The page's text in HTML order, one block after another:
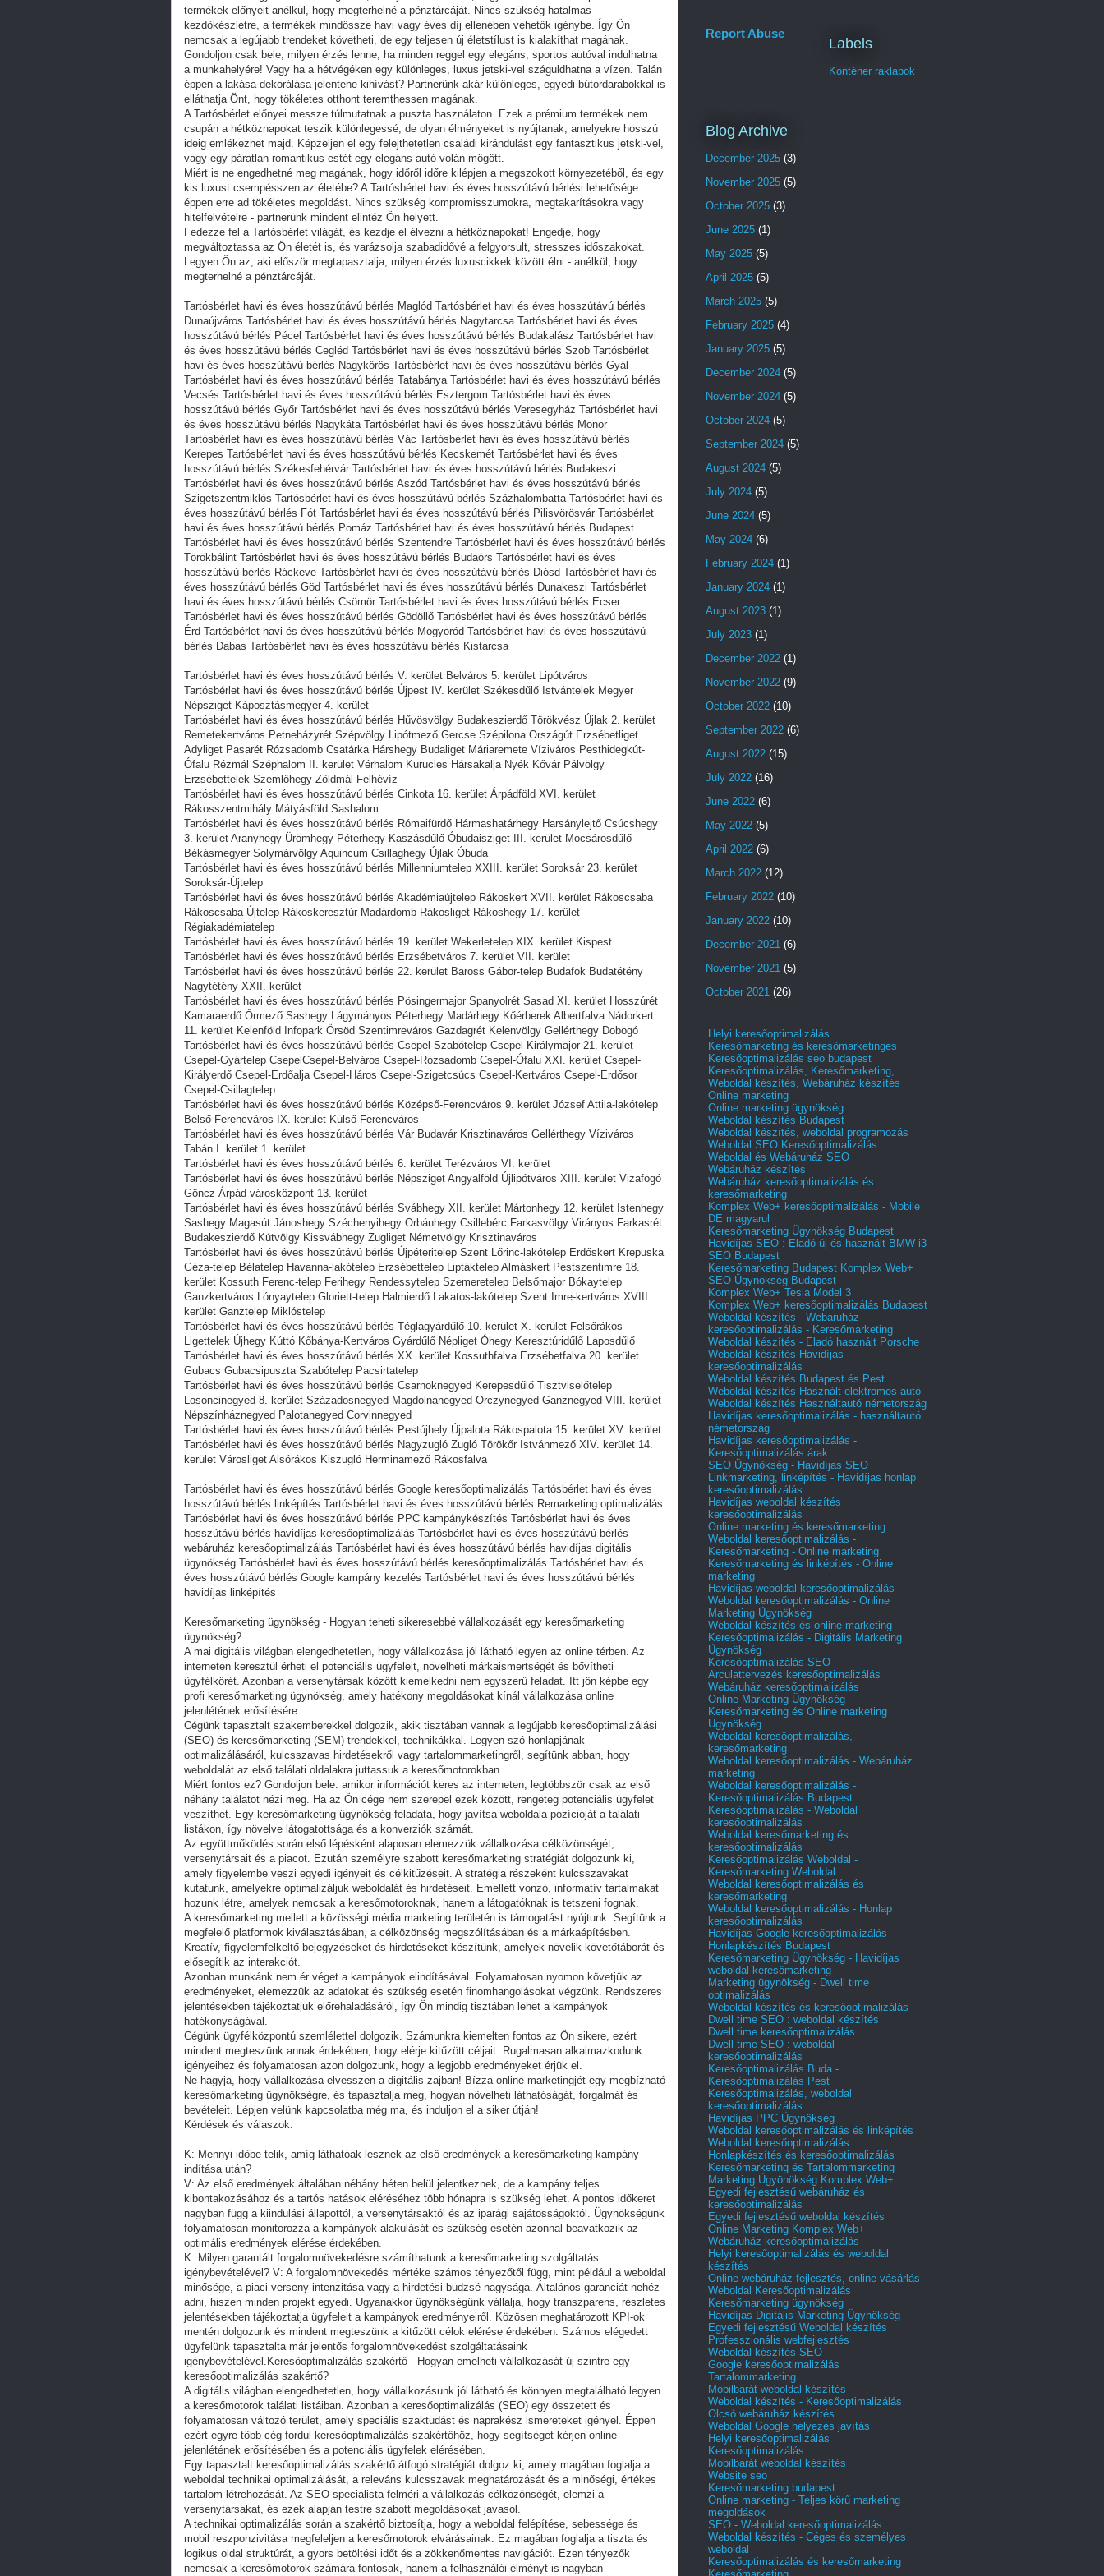
termékek előnyeit anélkül, hogy megterhelné a pénztárcáját. Nincs szükség hatalmas
kezdőkészletre, a termékek mindössze havi vagy éves díj ellenében vehetők igénybe. Így Ön
nemcsak a legújabb trendeket követheti, de egy teljesen új életstílust is kialakíthat magának.
Gondoljon csak bele, milyen érzés lenne, ha minden reggel egy elegáns, sportos autóval indulhatna
a munkahelyére! Vagy ha a hétvégéken egy különleges, luxus jetski-vel száguldhatna a vízen. Talán
éppen a lakása dekorálása jelentene kihívást? Partnerünk akár különleges, egyedi bútordarabokkal is
elláthatja Önt, hogy tökéletes otthont teremthessen magának.
A Tartósbérlet előnyei messze túlmutatnak a puszta használaton. Ezek a prémium termékek nem
csupán a hétköznapokat teszik különlegessé, de olyan élményeket is nyújtanak, amelyekre hosszú
ideig emlékezhet majd. Képzeljen el egy felejthetetlen családi kirándulást egy fantasztikus jetski-vel,
vagy egy páratlan romantikus estét egy elegáns autó volán mögött.
Miért is ne engedhetné meg magának, hogy időről időre kilépjen a megszokott környezetéből, és egy
kis luxust csempésszen az életébe? A Tartósbérlet havi és éves hosszútávú bérlési lehetősége
éppen erre ad tökéletes megoldást. Nincs szükség kompromisszumokra, megtakarításokra vagy
hitelfelvételre - partnerünk mindent elintéz Ön helyett.
Fedezze fel a Tartósbérlet világát, és kezdje el élvezni a hétköznapokat! Engedje, hogy
megváltoztassa az Ön életét is, és varázsolja szabadidővé a felgyorsult, stresszes időszakokat.
Legyen Ön az, aki először megtapasztalja, milyen érzés luxuscikkek között élni - anélkül, hogy
megterhelné a pénztárcáját.
Tartósbérlet havi és éves hosszútávú bérlés Maglód Tartósbérlet havi és éves hosszútávú bérlés
Dunaújváros Tartósbérlet havi és éves hosszútávú bérlés Nagytarcsa Tartósbérlet havi és éves
hosszútávú bérlés Pécel Tartósbérlet havi és éves hosszútávú bérlés Budakalász Tartósbérlet havi
és éves hosszútávú bérlés Cegléd Tartósbérlet havi és éves hosszútávú bérlés Szob Tartósbérlet
havi és éves hosszútávú bérlés Nagykőrös Tartósbérlet havi és éves hosszútávú bérlés Gyál
Tartósbérlet havi és éves hosszútávú bérlés Tatabánya Tartósbérlet havi és éves hosszútávú bérlés
Vecsés Tartósbérlet havi és éves hosszútávú bérlés Esztergom Tartósbérlet havi és éves
hosszútávú bérlés Győr Tartósbérlet havi és éves hosszútávú bérlés Veresegyház Tartósbérlet havi
és éves hosszútávú bérlés Nagykáta Tartósbérlet havi és éves hosszútávú bérlés Monor
Tartósbérlet havi és éves hosszútávú bérlés Vác Tartósbérlet havi és éves hosszútávú bérlés
Kerepes Tartósbérlet havi és éves hosszútávú bérlés Kecskemét Tartósbérlet havi és éves
hosszútávú bérlés Székesfehérvár Tartósbérlet havi és éves hosszútávú bérlés Budakeszi
Tartósbérlet havi és éves hosszútávú bérlés Aszód Tartósbérlet havi és éves hosszútávú bérlés
Szigetszentmiklós Tartósbérlet havi és éves hosszútávú bérlés Százhalombatta Tartósbérlet havi és
éves hosszútávú bérlés Fót Tartósbérlet havi és éves hosszútávú bérlés Pilisvörösvár Tartósbérlet
havi és éves hosszútávú bérlés Pomáz Tartósbérlet havi és éves hosszútávú bérlés Budapest
Tartósbérlet havi és éves hosszútávú bérlés Szentendre Tartósbérlet havi és éves hosszútávú bérlés
Törökbálint Tartósbérlet havi és éves hosszútávú bérlés Budaörs Tartósbérlet havi és éves
hosszútávú bérlés Ráckeve Tartósbérlet havi és éves hosszútávú bérlés Diósd Tartósbérlet havi és
éves hosszútávú bérlés Göd Tartósbérlet havi és éves hosszútávú bérlés Dunakeszi Tartósbérlet
havi és éves hosszútávú bérlés Csömör Tartósbérlet havi és éves hosszútávú bérlés Ecser
Tartósbérlet havi és éves hosszútávú bérlés Gödöllő Tartósbérlet havi és éves hosszútávú bérlés
Érd Tartósbérlet havi és éves hosszútávú bérlés Mogyoród Tartósbérlet havi és éves hosszútávú
bérlés Dabas Tartósbérlet havi és éves hosszútávú bérlés Kistarcsa
Tartósbérlet havi és éves hosszútávú bérlés V. kerület Belváros 5. kerület Lipótváros
Tartósbérlet havi és éves hosszútávú bérlés Újpest IV. kerület Székesdűlő Istvántelek Megyer
Népsziget Káposztásmegyer 4. kerület
Tartósbérlet havi és éves hosszútávú bérlés Hűvösvölgy Budakeszierdő Törökvész Újlak 2. kerület
Remetekertváros Petneházyrét Szépvölgy Lipótmező Gercse Szépilona Országút Erzsébetliget
Adyliget Pasarét Rózsadomb Csatárka Hárshegy Budaliget Máriaremete Víziváros Pesthidegkút-
Ófalu Rézmál Széphalom II. kerület Vérhalom Kurucles Hársakalja Nyék Kővár Pálvölgy
Erzsébettelek Szemlőhegy Zöldmál Felhévíz
Tartósbérlet havi és éves hosszútávú bérlés Cinkota 16. kerület Árpádföld XVI. kerület
Rákosszentmihály Mátyásföld Sashalom
Tartósbérlet havi és éves hosszútávú bérlés Rómaifürdő Hármashatárhegy Harsánylejtő Csúcshegy
3. kerület Aranyhegy-Ürömhegy-Péterhegy Kaszásdűlő Óbudaisziget III. kerület Mocsárosdűlő
Békásmegyer Solymárvölgy Aquincum Csillaghegy Újlak Óbuda
Tartósbérlet havi és éves hosszútávú bérlés Millenniumtelep XXIII. kerület Soroksár 23. kerület
Soroksár-Újtelep
Tartósbérlet havi és éves hosszútávú bérlés Akadémiaújtelep Rákoskert XVII. kerület Rákoscsaba
Rákoscsaba-Újtelep Rákoskeresztúr Madárdomb Rákosliget Rákoshegy 17. kerület
Régiakadémiatelep
Tartósbérlet havi és éves hosszútávú bérlés 19. kerület Wekerletelep XIX. kerület Kispest
Tartósbérlet havi és éves hosszútávú bérlés Erzsébetváros 7. kerület VII. kerület
Tartósbérlet havi és éves hosszútávú bérlés 22. kerület Baross Gábor-telep Budafok Budatétény
Nagytétény XXII. kerület
Tartósbérlet havi és éves hosszútávú bérlés Pösingermajor Spanyolrét Sasad XI. kerület Hosszúrét
Kamaraerdő Őrmező Sashegy Lágymányos Péterhegy Madárhegy Kőérberek Albertfalva Nádorkert
11. kerület Kelenföld Infopark Örsöd Szentimreváros Gazdagrét Kelenvölgy Gellérthegy Dobogó
Tartósbérlet havi és éves hosszútávú bérlés Csepel-Szabótelep Csepel-Királymajor 21. kerület
Csepel-Gyártelep CsepelCsepel-Belváros Csepel-Rózsadomb Csepel-Ófalu XXI. kerület Csepel-
Királyerdő Csepel-Erdőalja Csepel-Háros Csepel-Szigetcsúcs Csepel-Kertváros Csepel-Erdősor
Csepel-Csillagtelep
Tartósbérlet havi és éves hosszútávú bérlés Középső-Ferencváros 9. kerület József Attila-lakótelep
Belső-Ferencváros IX. kerület Külső-Ferencváros
Tartósbérlet havi és éves hosszútávú bérlés Vár Budavár Krisztinaváros Gellérthegy Víziváros
Tabán I. kerület 1. kerület
Tartósbérlet havi és éves hosszútávú bérlés 6. kerület Terézváros VI. kerület
Tartósbérlet havi és éves hosszútávú bérlés Népsziget Angyalföld Újlipótváros XIII. kerület Vizafogó
Göncz Árpád városközpont 13. kerület
Tartósbérlet havi és éves hosszútávú bérlés Svábhegy XII. kerület Mártonhegy 12. kerület Istenhegy
Sashegy Magasút Jánoshegy Széchenyihegy Orbánhegy Csillebérc Farkasvölgy Virányos Farkasrét
Budakeszierdő Kútvölgy Kissvábhegy Zugliget Németvölgy Krisztinaváros
Tartósbérlet havi és éves hosszútávú bérlés Újpéteritelep Szent Lőrinc-lakótelep Erdőskert Krepuska
Géza-telep Bélatelep Havanna-lakótelep Erzsébettelep Liptáktelep Almáskert Pestszentimre 18.
kerület Kossuth Ferenc-telep Ferihegy Rendessytelep Szemeretelep Belsőmajor Bókaytelep
Ganzkertváros Lónyaytelep Gloriett-telep Halmierdő Lakatos-lakótelep Szent Imre-kertváros XVIII.
kerület Ganztelep Miklóstelep
Tartósbérlet havi és éves hosszútávú bérlés Téglagyárdűlő 10. kerület X. kerület Felsőrákos
Ligettelek Újhegy Kúttó Kőbánya-Kertváros Gyárdűlő Népliget Óhegy Keresztúridűlő Laposdűlő
Tartósbérlet havi és éves hosszútávú bérlés XX. kerület Kossuthfalva Erzsébetfalva 20. kerület
Gubacs Gubacsipuszta Szabótelep Pacsirtatelep
Tartósbérlet havi és éves hosszútávú bérlés Csarnoknegyed Kerepesdűlő Tisztviselőtelep
Losoncinegyed 8. kerület Századosnegyed Magdolnanegyed Orczynegyed Ganznegyed VIII. kerület
Népszínháznegyed Palotanegyed Corvinnegyed
Tartósbérlet havi és éves hosszútávú bérlés Pestújhely Újpalota Rákospalota 15. kerület XV. kerület
Tartósbérlet havi és éves hosszútávú bérlés Nagyzugló Zugló Törökőr Istvánmező XIV. kerület 14.
kerület Városliget Alsórákos Kiszugló Herminamező Rákosfalva
Tartósbérlet havi és éves hosszútávú bérlés Google keresőoptimalizálás Tartósbérlet havi és éves
hosszútávú bérlés linképítés Tartósbérlet havi és éves hosszútávú bérlés Remarketing optimalizálás
Tartósbérlet havi és éves hosszútávú bérlés PPC kampánykészítés Tartósbérlet havi és éves
hosszútávú bérlés havidíjas keresőoptimalizálás Tartósbérlet havi és éves hosszútávú bérlés
webáruház keresőoptimalizálás Tartósbérlet havi és éves hosszútávú bérlés havidíjas digitális
ügynökség Tartósbérlet havi és éves hosszútávú bérlés keresőoptimalizálás Tartósbérlet havi és
éves hosszútávú bérlés Google kampány kezelés Tartósbérlet havi és éves hosszútávú bérlés
havidíjas linképítés
Keresőmarketing ügynökség - Hogyan teheti sikeresebbé vállalkozását egy keresőmarketing
ügynökség?
A mai digitális világban elengedhetetlen, hogy vállalkozása jól látható legyen az online térben. Az
interneten keresztül érheti el potenciális ügyfeleit, növelheti márkaismertségét és bővítheti
ügyfélkörét. Azonban a versenytársak között kiemelkedni nem egyszerű feladat. Itt jön képbe egy
profi keresőmarketing ügynökség, amely hatékony megoldásokat kínál vállalkozása online
jelenlétének erősítésére.
Cégünk tapasztalt szakemberekkel dolgozik, akik tisztában vannak a legújabb keresőoptimalizálási
(SEO) és keresőmarketing (SEM) trendekkel, technikákkal. Legyen szó honlapjának
optimalizálásáról, kulcsszavas hirdetésekről vagy tartalommarketingről, segítünk abban, hogy
weboldalát az első találati oldalakra juttassuk a keresőmotorokban.
Miért fontos ez? Gondoljon bele: amikor információt keres az interneten, legtöbbször csak az első
néhány találatot nézi meg. Ha az Ön cége nem szerepel ezek között, rengeteg potenciális ügyfelet
veszíthet. Egy keresőmarketing ügynökség feladata, hogy javítsa weboldala pozícióját a találati
listákon, így növelve látogatottsága és a konverziók számát.
Az együttműködés során első lépésként alaposan elemezzük vállalkozása célközönségét,
versenytársait és a piacot. Ezután személyre szabott keresőmarketing stratégiát dolgozunk ki,
amely figyelembe veszi egyedi igényeit és célkitűzéseit. A stratégia részeként kulcsszavakat
kutatunk, amelyekre optimalizáljuk weboldalát és hirdetéseit. Emellett vonzó, informatív tartalmakat
hozunk létre, amelyek nemcsak a keresőmotoroknak, hanem a látogatóknak is tetszeni fognak.
A keresőmarketing mellett a közösségi média marketing területén is támogatást nyújtunk. Segítünk a
megfelelő platformok kiválasztásában, a célközönség megszólításában és a márkaépítésben.
Kreatív, figyelemfelkeltő bejegyzéseket és hirdetéseket készítünk, amelyek növelik követőtáborát és
elősegítik az interakciót.
Azonban munkánk nem ér véget a kampányok elindításával. Folyamatosan nyomon követjük az
eredményeket, elemezzük az adatokat és szükség esetén finomhangolásokat végzünk. Rendszeres
jelentésekben tájékoztatjuk előrehaladásáról, így Ön mindig tisztában lehet a kampányok
hatékonyságával.
Cégünk ügyfélközpontú szemlélettel dolgozik. Számunkra kiemelten fontos az Ön sikere, ezért
mindent megteszünk annak érdekében, hogy elérje kitűzött céljait. Rugalmasan alkalmazkodunk
igényeihez és folyamatosan azon dolgozunk, hogy a legjobb eredményeket érjük el.
Ne hagyja, hogy vállalkozása elvesszen a digitális zajban! Bízza online marketingjét egy megbízható
keresőmarketing ügynökségre, és tapasztalja meg, hogyan növelheti láthatóságát, forgalmát és
bevételeit. Lépjen velünk kapcsolatba még ma, és induljon el a siker útján!
Kérdések és válaszok:
K: Mennyi időbe telik, amíg láthatóak lesznek az első eredmények a keresőmarketing kampány
indítása után?
V: Az első eredmények általában néhány héten belül jelentkeznek, de a kampány teljes
kibontakozásához és a tartós hatások eléréséhez több hónapra is szükség lehet. A pontos időkeret
nagyban függ a kiindulási állapottól, a versenytársaktól és az iparági sajátosságoktól. Ügynökségünk
folyamatosan monitorozza a kampányok alakulását és szükség esetén azonnal beavatkozik az
optimális eredmények elérése érdekében.
K: Milyen garantált forgalomnövekedésre számíthatunk a keresőmarketing szolgáltatás
igénybevételével? V: A forgalomnövekedés mértéke számos tényezőtől függ, mint például a weboldal
minősége, a piaci verseny intenzitása vagy a hirdetési büdzsé nagysága. Általános garanciát nehéz
adni, hiszen minden projekt egyedi. Ugyanakkor ügynökségünk vállalja, hogy transzparens, részletes
jelentésekben tájékoztatja ügyfeleit a kampányok eredményeiről. Közösen meghatározott KPI-ok
mentén dolgozunk és mindent megteszünk a kitűzött célok elérése érdekében. Számos elégedett
ügyfelünk tapasztalta már jelentős forgalomnövekedést szolgáltatásaink
igénybevételével.Keresőoptimalizálás szakértő - Hogyan emelheti vállalkozását új szintre egy
keresőoptimalizálás szakértő?
A digitális világban elengedhetetlen, hogy vállalkozásunk jól látható és könnyen megtalálható legyen
a keresőmotorok találati listáiban. Azonban a keresőoptimalizálás (SEO) egy összetett és
folyamatosan változó terület, amely speciális szaktudást és naprakész ismereteket igényel. Éppen
ezért egyre több cég fordul keresőoptimalizálás szakértőhöz, hogy segítséget kérjen online
jelenlétének erősítésében és a potenciális ügyfelek elérésében.
Egy tapasztalt keresőoptimalizálás szakértő átfogó stratégiát dolgoz ki, amely magában foglalja a
weboldal technikai optimalizálását, a releváns kulcsszavak meghatározását és a minőségi, értékes
tartalom létrehozását. Az SEO specialista felméri a vállalkozás célközönségét, elemzi a
versenytársakat, és ezek alapján testre szabott megoldásokat javasol.
A technikai optimalizálás során a szakértő biztosítja, hogy a weboldal felépítése, sebessége és
mobil reszponzivitása megfeleljen a keresőmotorok elvárásainak. Ez magában foglalja a tiszta és
logikus oldal struktúrát, a gyors betöltési időt és a zökkenőmentes navigációt. Ezen tényezők
nemcsak a keresőmotorok számára fontosak, hanem a felhasználói élményt is nagyban
Report Abuse
Labels
Konténer raklapok
Blog Archive
December 2025 (3)
November 2025 (5)
October 2025 (3)
June 2025 (1)
May 2025 (5)
April 2025 (5)
March 2025 (5)
February 2025 (4)
January 2025 (5)
December 2024 (5)
November 2024 (5)
October 2024 (5)
September 2024 (5)
August 2024 (5)
July 2024 (5)
June 2024 (5)
May 2024 (6)
February 2024 (1)
January 2024 (1)
August 2023 (1)
July 2023 (1)
December 2022 (1)
November 2022 (9)
October 2022 (10)
September 2022 (6)
August 2022 (15)
July 2022 (16)
June 2022 (6)
May 2022 (5)
April 2022 (6)
March 2022 (12)
February 2022 (10)
January 2022 (10)
December 2021 (6)
November 2021 (5)
October 2021 (26)
Helyi keresőoptimalizálás
Keresőmarketing és keresőmarketinges
Keresőoptimalizálás seo budapest
Keresőoptimalizálás, Keresőmarketing,
Weboldal készítés, Webáruház készítés
Online marketing
Online marketing ügynökség
Weboldal készítés Budapest
Weboldal készítés, weboldal programozás
Weboldal SEO Keresőoptimalizálás
Weboldal és Webáruház SEO
Webáruház készítés
Webáruház keresőoptimalizálás és
keresőmarketing
Komplex Web+ keresőoptimalizálás - Mobile
DE magyarul
Keresőmarketing Ügynökség Budapest
Havidíjas SEO : Eladó új és használt BMW i3
SEO Budapest
Keresőmarketing Budapest Komplex Web+
SEO Ügynökség Budapest
Komplex Web+ Tesla Model 3
Komplex Web+ keresőoptimalizálás Budapest
Weboldal készítés - Webáruház
keresőoptimalizálás - Keresőmarketing
Weboldal készítés - Eladó használt Porsche
Weboldal készítés Havidíjas
keresőoptimalizálás
Weboldal készítés Budapest és Pest
Weboldal készítés Használt elektromos autó
Weboldal készítés Használtautó németország
Havidíjas keresőoptimalizálás - használtautó
németország
Havidíjas keresőoptimalizálás -
Keresőoptimalizálás árak
SEO Ügynökség - Havidíjas SEO
Linkmarketing, linképítés - Havidíjas honlap
keresőoptimalizálás
Havidíjas weboldal készítés
keresőoptimalizálás
Online marketing és keresőmarketing
Weboldal keresőoptimalizálás -
Keresőmarketing - Online marketing
Keresőmarketing és linképítés - Online
marketing
Havidíjas weboldal keresőoptimalizálás
Weboldal keresőoptimalizálás - Online
Marketing Ügynökség
Weboldal készítés és online marketing
Keresőoptimalizálás - Digitális Marketing
Ügynökség
Keresőoptimalizálás SEO
Arculattervezés keresőoptimalizálás
Webáruház keresőoptimalizálás
Online Marketing Ügynökség
Keresőmarketing és Online marketing
Ügynökség
Weboldal keresőoptimalizálás,
keresőmarketing
Weboldal keresőoptimalizálás - Webáruház
marketing
Weboldal keresőoptimalizálás -
Keresőoptimalizálás Budapest
Keresőoptimalizálás - Weboldal
keresőoptimalizálás
Weboldal keresőmarketing és
keresőoptimalizálás
Keresőoptimalizálás Weboldal -
Keresőmarketing Weboldal
Weboldal keresőoptimalizálás és
keresőmarketing
Weboldal keresőoptimalizálás - Honlap
keresőoptimalizálás
Havidíjas Google keresőoptimalizálás
Honlapkészítés Budapest
Keresőmarketing Ügynökség - Havidíjas
weboldal keresőmarketing
Marketing ügynökség - Dwell time
optimalizálás
Weboldal készítés és keresőoptimalizálás
Dwell time SEO : weboldal készítés
Dwell time keresőoptimalizálás
Dwell time SEO : weboldal
keresőoptimalizálás
Keresőoptimalizálás Buda -
Keresőoptimalizálás Pest
Keresőoptimalizálás, weboldal
keresőoptimalizálás
Havidíjas PPC Ügynökség
Weboldal keresőoptimalizálás és linképítés
Weboldal keresőoptimalizálás
Honlapkészítés és keresőoptimalizálás
Keresőmarketing és Tartalommarketing
Marketing Ügyönökség Komplex Web+
Egyedi fejlesztésű webáruház és
keresőoptimalizálás
Egyedi fejlesztésű weboldal készítés
Online Marketing Komplex Web+
Webáruház keresőoptimalizálás
Helyi keresőoptimalizálás és weboldal
készítés
Online webáruház fejlesztés, online vásárlás
Weboldal Keresőoptimalizálás
Keresőmarketing ügynökség
Havidíjas Digitális Marketing Ügynökség
Egyedi fejlesztésű Weboldal készítés
Professzionális webfejlesztés
Weboldal készítés SEO
Google keresőoptimalizálás
Tartalommarketing
Mobilbarát weboldal készítés
Weboldal készítés - Keresőoptimalizálás
Olcsó webáruház készítés
Weboldal Google helyezés javítás
Helyi keresőoptimalizálás
Keresőoptimalizálás
Mobilbarát weboldal készítés
Website seo
Keresőmarketing budapest
Online marketing - Teljes körű marketing
megoldások
SEO - Weboldal keresőoptimalizálás
Weboldal készítés - Céges és személyes
weboldal
Keresőoptimalizálás és keresőmarketing
Keresőmarketing